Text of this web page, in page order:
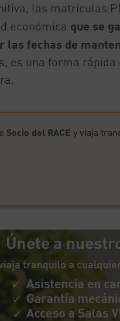
las matrículas
económica que se
las fechas de
es una forma
Socio del RACE y viaja